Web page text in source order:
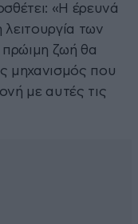
«Η έρευνά
λειτουργία των
ζωή θα
μηχανισμός που
με αυτές τις